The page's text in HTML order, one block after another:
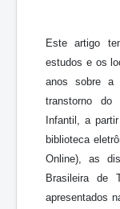
Este artigo
estudos e os
anos sobre a
transtorno do
Infantil, a
biblioteca
Online), as
Brasileira de
apresentados